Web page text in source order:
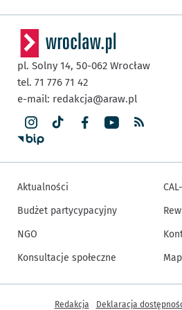
pl. Solny 14, 50-062 Wrocław
tel. 71 776 71 42
e-mail: redakcja@araw.pl
Aktualności
Budżet partycypacyjny
NGO
Konsultacje społeczne
Inne informacje
Redakcja Deklaracja